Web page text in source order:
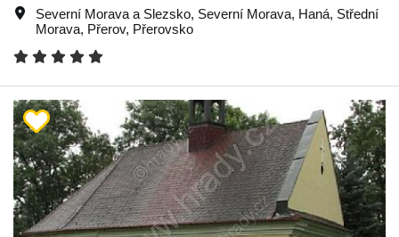
Severní Morava a Slezsko, Severní Morava, Haná, Střední
Morava, Přerov, Přerovsko